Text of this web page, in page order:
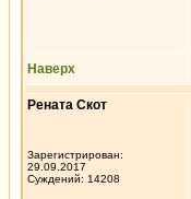
Наверх
Рената Скот
Зарегистрирован:
29.09.2017
Суждений: 14208